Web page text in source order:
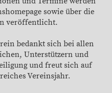
sowie über die
veröffentlicht.
bedankt sich bei allen
Unterstützern und
und freut sich auf
Vereinsjahr.